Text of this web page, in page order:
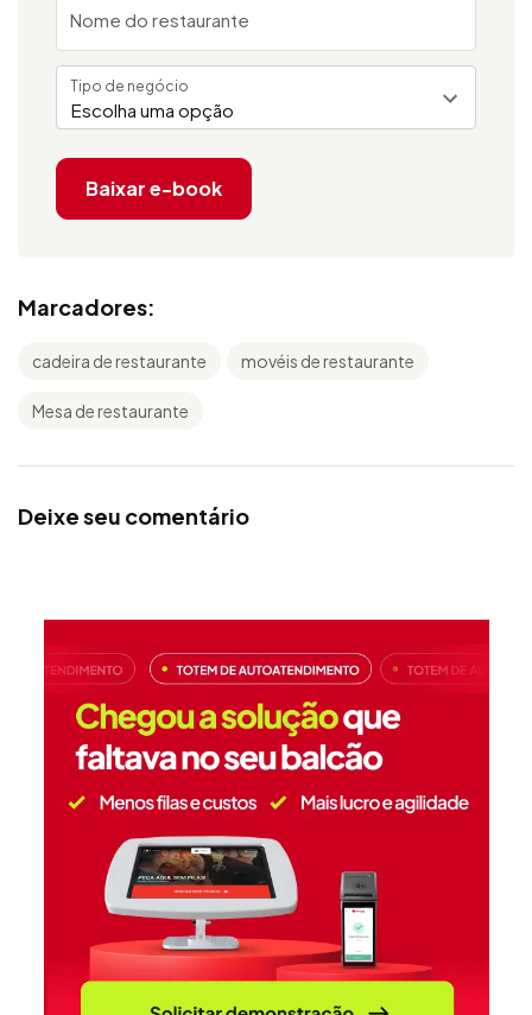
Nome do restaurante
Escolha uma opção
Tipo de negócio
Baixar e-book
Marcadores:
cadeira de restaurante movéis de restaurante
Mesa de restaurante
Deixe seu comentário